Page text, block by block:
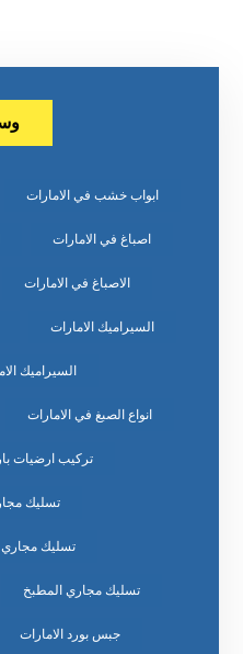
ابواب خشب في الامارات
اصباغ في الامارات
الاصباغ في الامارات
السيراميك الامارات
السيراميك
انواع الصبغ في الامارات
تركيب ارضيات
تسليك
تسليك
تسليك مجاري المطبخ
جبس بورد الامارات